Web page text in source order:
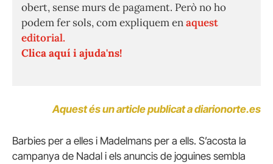
obert, sense murs de pagament. Però no ho
podem fer sols, com expliquem enaquest
editorial.
Clica aquí i ajuda'ns!
Aquest és un article publicat a diarionorte.es
Barbies per a elles i Madelmans per a ells. S’acosta la
campanya de Nadal i els anuncis de joguines sembla